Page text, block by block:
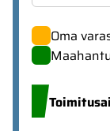
Oma